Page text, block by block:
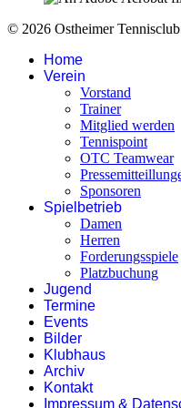
© 2026 Ostheimer
Home
Verein
Vorstand
Trainer
Mitglied werden
Tennispoint
OTC Teamwear
Sponsoren
Spielbetrieb
Damen
Herren
Forderungsspiele
Platzbuchung
Jugend
Termine
Events
Bilder
Klubhaus
Archiv
Kontakt
Impressum &